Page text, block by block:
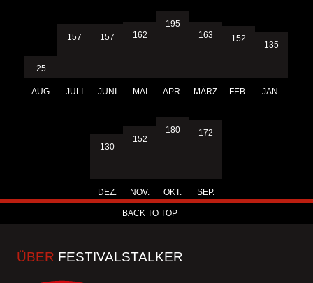
25
AUG.
157
JULI
157
JUNI
162
MAI
195
APR.
163
MÄRZ
152
FEB.
135
JAN.
130
DEZ.
152
NOV.
180
OKT.
172
SEP.
BACK TO TOP
ÜBER FESTIVALSTALKER